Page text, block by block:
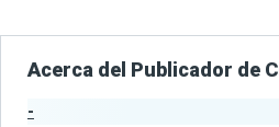
Acerca del Publicador de
-